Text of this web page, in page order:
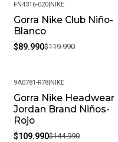
-25%
FN4316-020|NIKE
Gorra Nike Club Niño-
Blanco
$89.990$119.990
-24%
9A0781-R78|NIKE
Gorra Nike Headwear
Jordan Brand Niños-
Rojo
$109.990$144.990